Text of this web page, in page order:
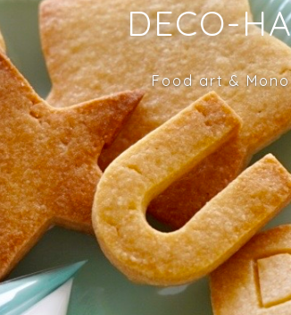
DECO-
Food art &